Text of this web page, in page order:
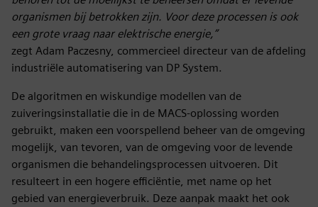
organismen bij betrokken zijn. Voor deze processen is ook
een grote vraag naar elektrische energie,”
zegt Adam Paczesny, commercieel directeur van de afdeling
industriële automatisering van DP System.
De algoritmen en wiskundige modellen van de
zuiveringsinstallatie die in de MACS-oplossing worden
gebruikt, maken een voorspellend beheer van de omgeving
mogelijk, van tevoren, van de omgeving voor de levende
organismen die behandelingsprocessen uitvoeren. Dit
resulteert in een hogere efficiëntie, met name op het
gebied van energieverbruik. Deze aanpak maakt het ook